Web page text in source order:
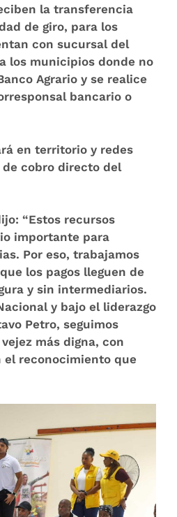
la transferencia
de giro, para los
con sucursal del
los municipios donde no
Agrario y se realice
bancario o
en territorio y redes
cobro directo del
“Estos recursos
importante para
Por eso, trabajamos
los pagos lleguen de
y sin intermediarios.
y bajo el liderazgo
Petro, seguimos
más digna, con
reconocimiento que